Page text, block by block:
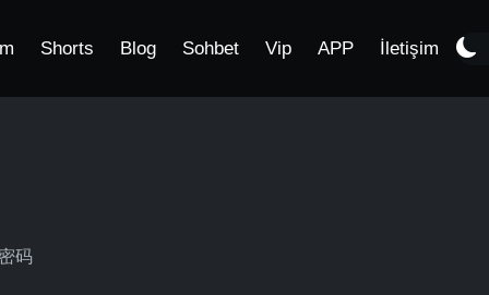
Shorts Blog Sohbet Vip APP İletişim
码